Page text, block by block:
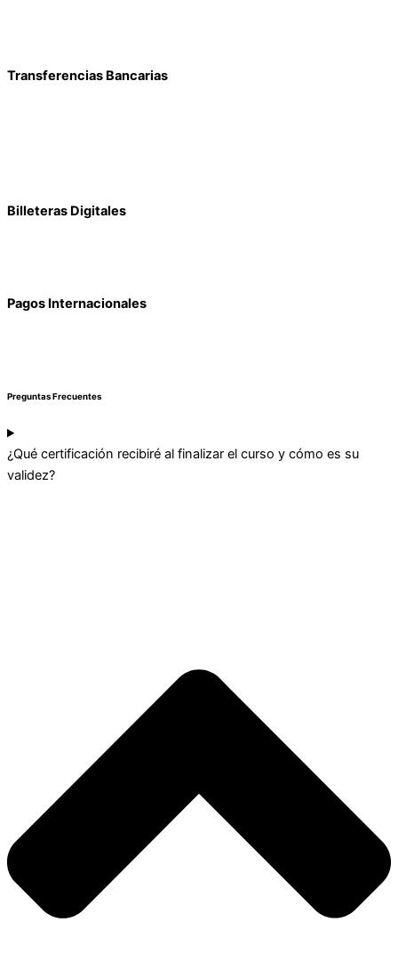
Transferencias Bancarias
Billeteras Digitales
Pagos Internacionales
Preguntas Frecuentes
¿Qué certificación recibiré al finalizar el curso y cómo es su
validez?